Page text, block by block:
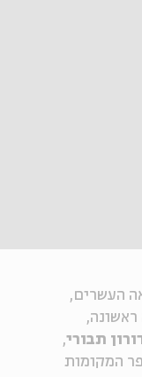
העשרים,
תבורי,
המקומות